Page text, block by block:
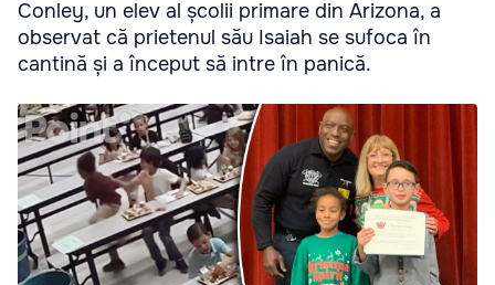
Conley, un elev al școlii primare din Arizona, a
observat că prietenul său Isaiah se sufoca în
cantină și a început să intre în panică.